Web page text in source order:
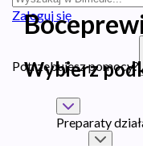
Zaloguj się
Potrzebujesz pomocy?
Wybierz
Preparaty